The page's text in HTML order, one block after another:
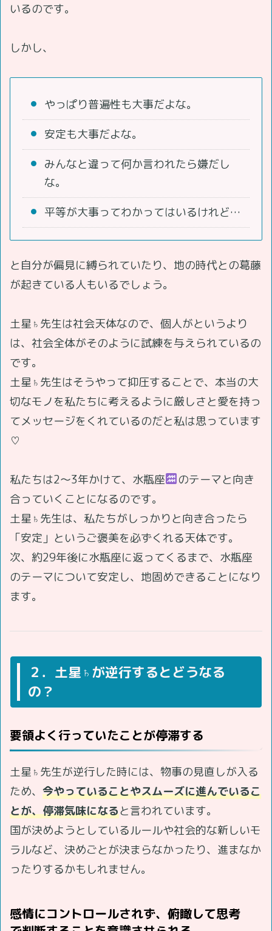
いるのです。
しかし、
やっぱり普遍性も大事だよな。
安定も大事だよな。
みんなと違って何か言われたら嫌だし
な。
平等が大事ってわかってはいるけれど…
と自分が偏見に縛られていたり、地の時代との葛藤
が起きている人もいるでしょう。
土星♄先生は社会天体なので、個人がというより
は、社会全体がそのように試練を与えられているの
です。
土星♄先生はそうやって抑圧することで、本当の大
切なモノを私たちに考えるように厳しさと愛を持っ
てメッセージをくれているのだと私は思っています
♡
私たちは2～3年かけて、水瓶座
のテーマと向き
合っていくことになるのです。
土星♄先生は、私たちがしっかりと向き合ったら
「安定」というご褒美を必ずくれる天体です。
次、約29年後に水瓶座に返ってくるまで、水瓶座
のテーマについて安定し、地固めできることになり
ます。
２．土星♄が逆行するとどうなる
の？
要領よく行っていたことが停滞する
土星♄先生が逆行した時には、物事の見直しが入る
ため、 今やっていることやスムーズに進んでいるこ
とが、停滞気味になると言われています。
国が決めようとしているルールや社会的な新しいモ
ラルなど、決めごとが決まらなかったり、進まなか
ったりするかもしれません。
感情にコントロールされず、俯瞰して思考